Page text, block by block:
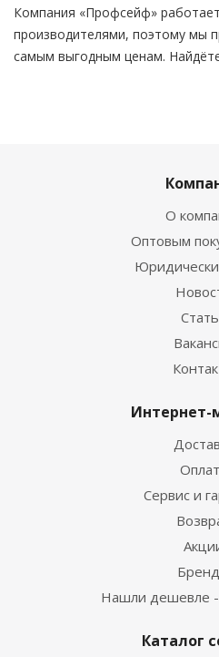
Компания «Профсейф»
производителями, поэтому мы
самым выгодным ценам.
О
Оптовым
Интернет-
Сервис и
Нашли дешевле
Каталог